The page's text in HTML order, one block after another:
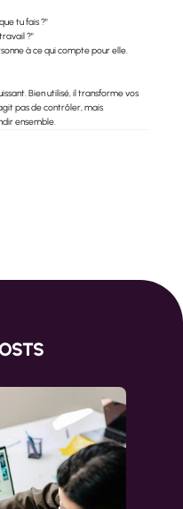
tu fais ?"
?"
à ce qui compte pour elle.
Bien utilisé, il transforme vos
pas de contrôler, mais
ensemble.